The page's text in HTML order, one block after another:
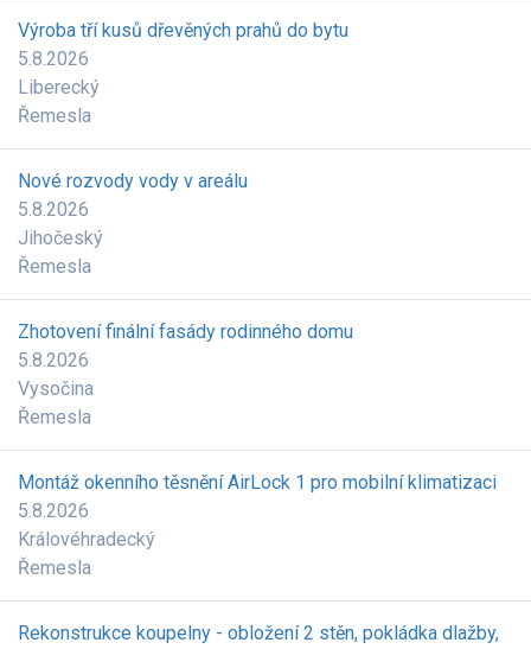
Výroba tří kusů dřevěných prahů do bytu
5.8.2026
Liberecký
Řemesla
Nové rozvody vody v areálu
5.8.2026
Jihočeský
Řemesla
Zhotovení finální fasády rodinného domu
5.8.2026
Vysočina
Řemesla
Montáž okenního těsnění AirLock 1 pro mobilní klimatizaci
5.8.2026
Královéhradecký
Řemesla
Rekonstrukce koupelny - obložení 2 stěn, pokládka dlažby,